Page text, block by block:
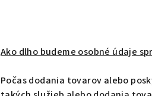
Ako dlho budeme osobné údaje
Počas dodania tovarov alebo